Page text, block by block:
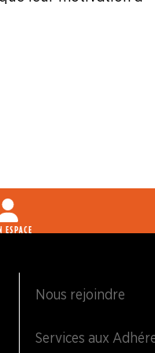
ESPACE
Nous rejoindre
Services aux